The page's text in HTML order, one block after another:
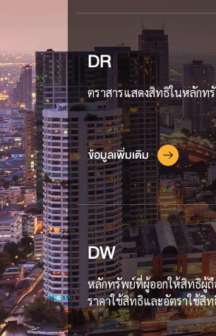
DR
ตราสารแสดงสิทธิในหลักท
ข้อมูลเพิ่มเติม
DW
หลักทรัพย์ที่ผู้ออกให้สิทธิผู้ถื
ราคาใช้สิทธิและอัตราใช้สิ